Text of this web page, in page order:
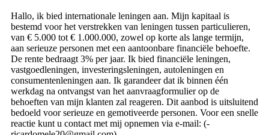
Hallo, ik bied internationale leningen aan. Mijn kapitaal is
bestemd voor het verstrekken van leningen tussen particulieren,
van € 5.000 tot € 1.000.000, zowel op korte als lange termijn,
aan serieuze personen met een aantoonbare financiële behoefte.
De rente bedraagt ​​3% per jaar. Ik bied financiële leningen,
vastgoedleningen, investeringsleningen, autoleningen en
consumentenleningen aan. Ik garandeer dat ik binnen één
werkdag na ontvangst van het aanvraagformulier op de
behoeften van mijn klanten zal reageren. Dit aanbod is uitsluitend
bedoeld voor serieuze en gemotiveerde personen. Voor een snelle
reactie kunt u contact met mij opnemen via e-mail: (­